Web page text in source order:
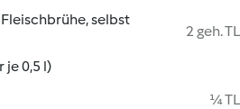
selbst
2 geh. TL
je 0,5 l)
¼ TL